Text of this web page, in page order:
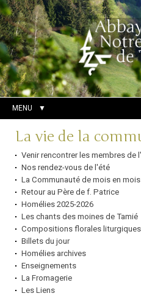
Aller
au
contenu.
|
Aller
à
la
navigation
Outils
personnels
Chercher par
Recherche
avancée…
MENU
Navigation
La vie de la
Venir rencontrer les membres de
Nos rendez-vous de l'été
La Communauté de mois en mois
Retour au Père de f. Patrice
Homélies 2025-2026
Les chants des moines de Tamié
Compositions florales liturgiques
Billets du jour
Homélies archives
Enseignements
La Fromagerie
Les Liens